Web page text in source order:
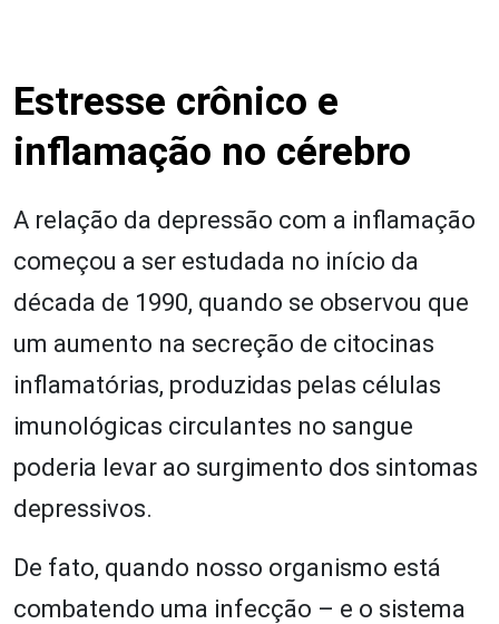
Estresse crônico e
inflamação no cérebro
A relação da depressão com a inflamação
começou a ser estudada no início da
década de 1990, quando se observou que
um aumento na secreção de citocinas
inflamatórias, produzidas pelas células
imunológicas circulantes no sangue
poderia levar ao surgimento dos sintomas
depressivos.
De fato, quando nosso organismo está
combatendo uma infecção – e o sistema